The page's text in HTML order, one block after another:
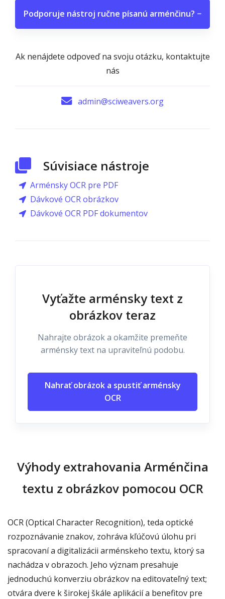
Podporuje nástroj ručne písanú arménčinu? −
Ak nenájdete odpoveď na svoju otázku, kontaktujte
nás
admin@sciweavers.org
Súvisiace nástroje
Arménsky OCR pre PDF
Dávkové OCR obrázkov
Dávkové OCR PDF dokumentov
Vyťažte arménsky text z
obrázkov teraz
Nahrajte obrázok a okamžite premeňte
arménsky text na upraviteľnú podobu.
Nahrať obrázok a spustiť arménsky
OCR
Výhody extrahovania Arménčina
textu z obrázkov pomocou OCR
OCR (Optical Character Recognition), teda optické
rozpoznávanie znakov, zohráva kľúčovú úlohu pri
spracovaní a digitalizácii arménskeho textu, ktorý sa
nachádza v obrazoch. Jeho význam presahuje
jednoduchú konverziu obrázkov na editovateľný text;
otvára dvere k širokej škále aplikácií a benefitov pre